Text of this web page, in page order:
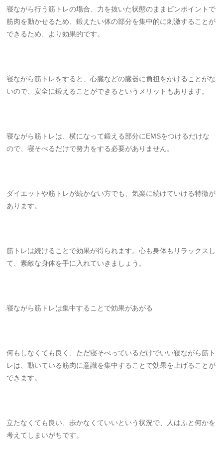
寝ながら行う筋トレの場合、力を抜いた状態のままピンポイントで
筋肉を動かせるため、鍛えたい体の部分を集中的に刺激することが
できるため、より効果的です。
寝ながら筋トレをすると、心臓などの臓器に負担をかけることがな
いので、安全に鍛えることができるというメリットもあります。
寝ながら筋トレは、横になって鍛える部分にEMSをつけるだけな
ので、寝そべるだけで努力をする必要がありません。
ダイエットや筋トレが続かない方でも、気楽に続けていける特徴が
あります。
筋トレは続けることで効果が得られます。心も身体もリラックスし
て、素敵な身体を手に入れていきましょう。
寝ながら筋トレは集中することで効果があがる
何もしなくても良く、ただ寝そべっているだけでいい寝ながら筋ト
レは、動いている筋肉に意識を集中することで効果を上げることが
できます。
立たなくても良い、歩かなくていいという状況で、人はふと何かを
考えてしまいがちです。